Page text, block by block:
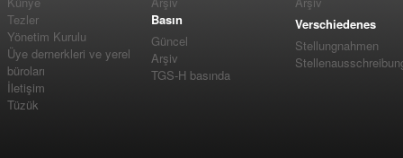
Tezler
Yönetim Kurulu
Üye dernerkleri ve yerel
büroları
İletişim
Tüzük
Basın
Güncel
Arşiv
TGS-H basında
Verschiedenes
Stellungnahmen